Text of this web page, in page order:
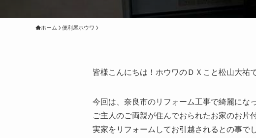
ホーム 便利屋ホウワ
皆様こんにちは！ホウワのＤＸこと松山大祐で
今回は、奈良市のリフォーム工事で綺麗にな
ご主人のご両親が住んでおられたお家のお片
実家をリフォームしてお引越されるとの事で